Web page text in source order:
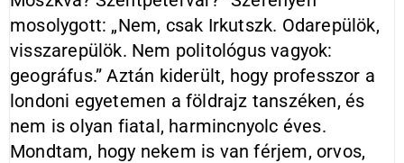
mosolygott: „Nem, csak Irkutszk. Odarepülök,
visszarepülök. Nem politológus vagyok:
geográfus.” Aztán kiderült, hogy professzor a
londoni egyetemen a földrajz tanszéken, és
nem is olyan fiatal, harmincnyolc éves.
Mondtam, hogy nekem is van férjem, orvos,